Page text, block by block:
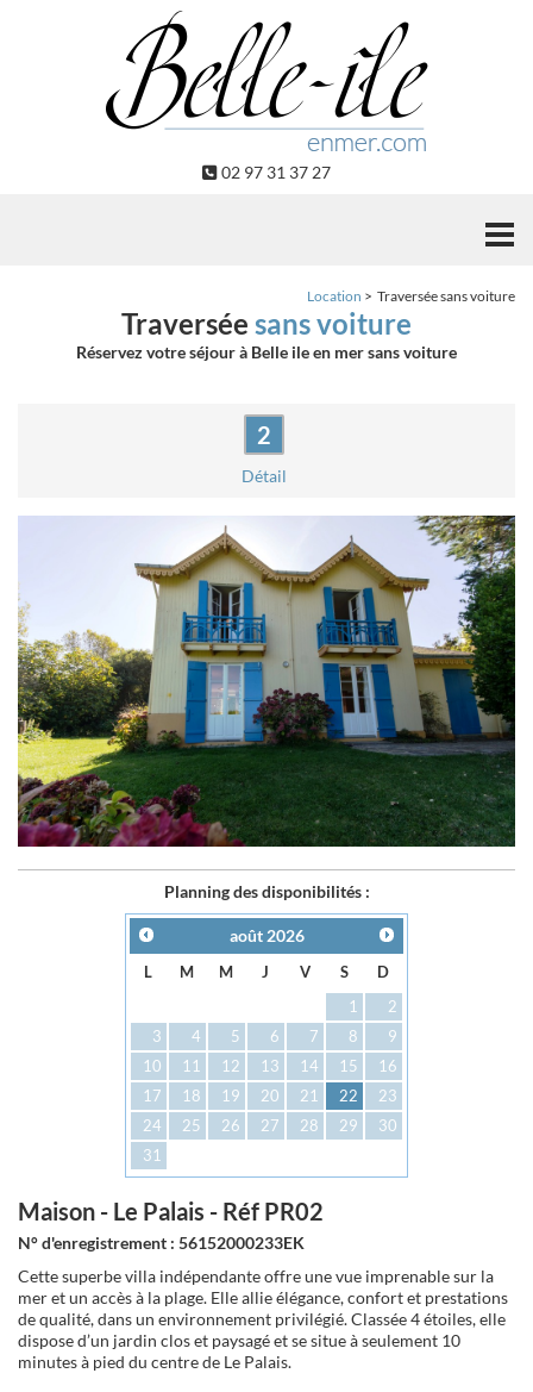
02 97 31 37 27
Location Traversée sans voiture
Traversée sans voiture
Réservez votre séjour à Belle ile en mer sans voiture
Détail
Planning des disponibilités :
août 2026
L M M J V S
D
1
2
3
4 5 6 7 8
9
10
11 12 13 14 15
16
17
18 19 20 21 22
23
24
25 26 27 28 29
30
31
Maison - Le Palais - Réf PR02
N° d'enregistrement : 56152000233EK
Cette superbe villa indépendante offre une vue imprenable sur la
mer et un accès à la plage. Elle allie élégance, confort et prestations
de qualité, dans un environnement privilégié. Classée 4 étoiles, elle
dispose d’un jardin clos et paysagé et se situe à seulement 10
minutes à pied du centre de Le Palais.
Panneau de gestion des cookies